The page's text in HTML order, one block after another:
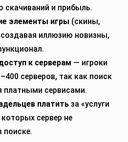
скачиваний и прибыль.
элементы игры (скины,
иллюзию новизны,
к серверам — игроки
серверов, так как поиск
платными сервисами.
платить за «услуги
которых сервер не
поиске.